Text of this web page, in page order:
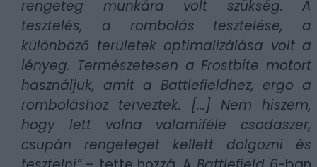
rengeteg munkára volt szükség. A
tesztelés, a rombolás tesztelése, a
különböző területek optimalizálása volt a
lényeg. Természetesen a Frostbite motort
használjuk, amit a Battlefieldhez, ergo a
romboláshoz terveztek. [...] Nem hiszem,
hogy lett volna valamiféle csodaszer,
csupán rengeteget kellett dolgozni és